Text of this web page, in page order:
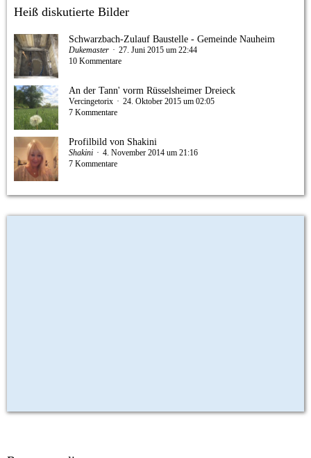
Heiß diskutierte Bilder
Schwarzbach-Zulauf Baustelle - Gemeinde Nauheim
Dukemaster
27. Juni 2015 um 22:44
10 Kommentare
An der Tann' vorm Rüsselsheimer Dreieck
Vercingetorix
24. Oktober 2015 um 02:05
7 Kommentare
Profilbild von Shakini
Shakini
4. November 2014 um 21:16
7 Kommentare